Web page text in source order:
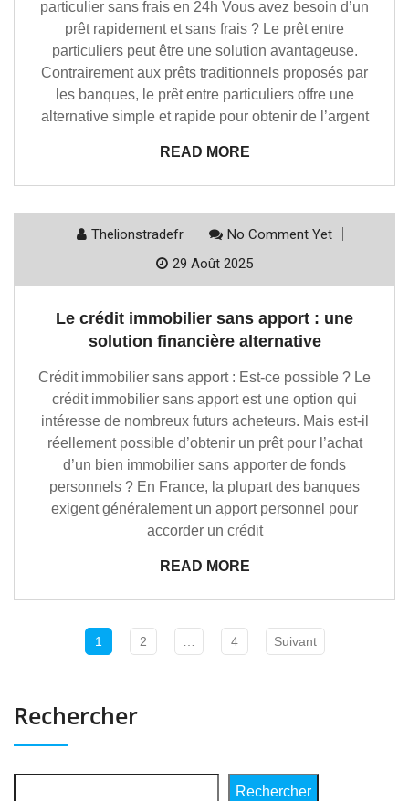
particulier sans frais en 24h Vous avez besoin d’un
prêt rapidement et sans frais ? Le prêt entre
particuliers peut être une solution avantageuse.
Contrairement aux prêts traditionnels proposés par
les banques, le prêt entre particuliers offre une
alternative simple et rapide pour obtenir de l’argent
READ MORE
Thelionstradefr
No Comment Yet
29 Août 2025
Le crédit immobilier sans apport : une
solution financière alternative
Crédit immobilier sans apport : Est-ce possible ? Le
crédit immobilier sans apport est une option qui
intéresse de nombreux futurs acheteurs. Mais est-il
réellement possible d’obtenir un prêt pour l’achat
d’un bien immobilier sans apporter de fonds
personnels ? En France, la plupart des banques
exigent généralement un apport personnel pour
accorder un crédit
READ MORE
1 2 … 4 Suivant
Rechercher
Rechercher